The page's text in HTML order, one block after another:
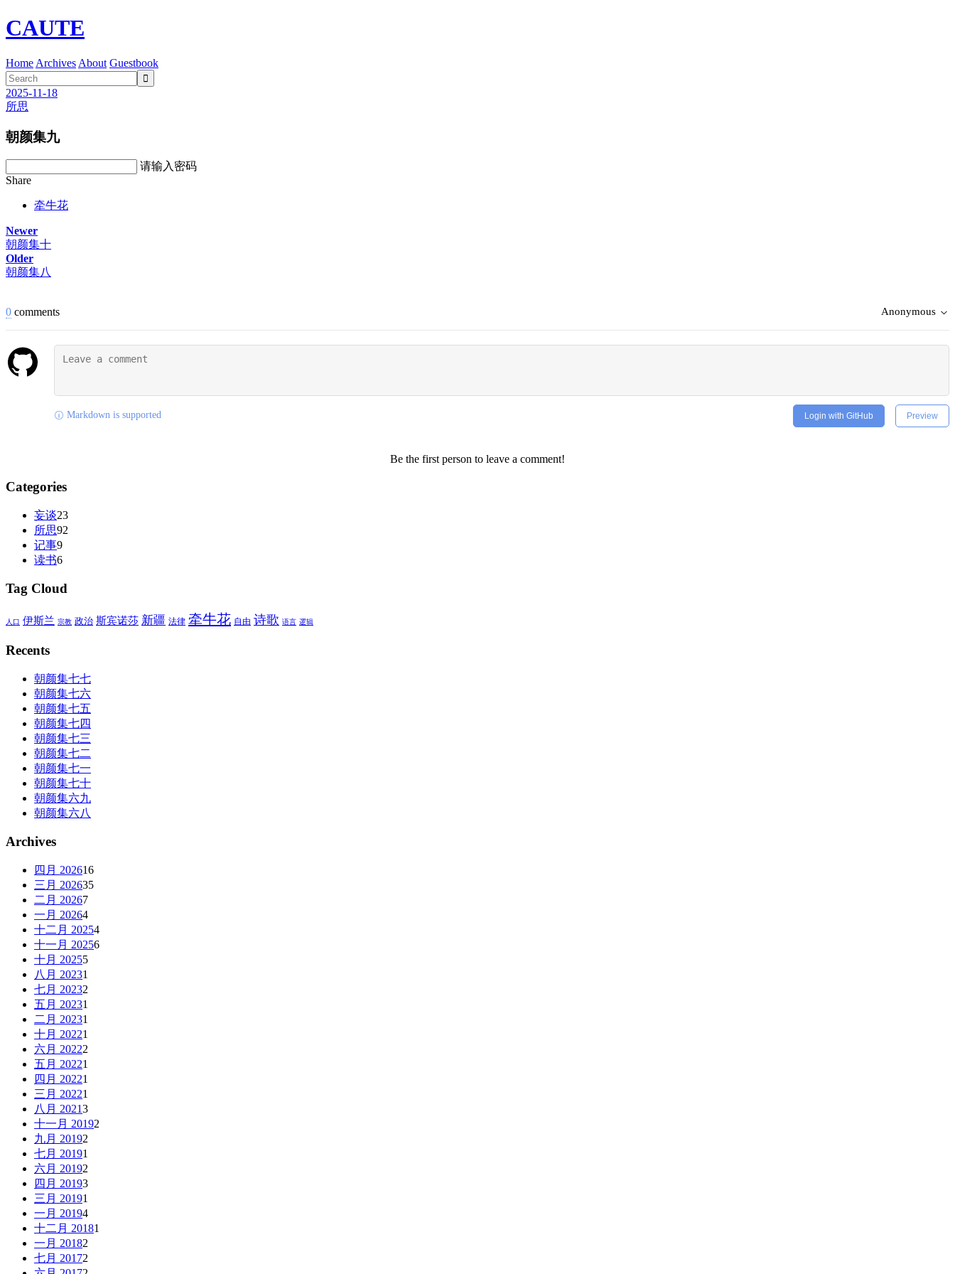
CAUTE
Home Archives About Guestbook

2025-11-18
所思
朝颜集九
请输入密码
Share
牵牛花
Newer
朝颜集十
Older
朝颜集八
0 comments Anonymous
Markdown is supported Preview
Login with GitHub
Be the first person to leave a comment!
Categories
妄谈23
所思92
记事9
读书6
Tag Cloud
人口 伊斯兰 宗教 政治 斯宾诺莎 新疆 法律 牵牛花 自由 诗歌 语言 逻辑
Recents
朝颜集七七
朝颜集七六
朝颜集七五
朝颜集七四
朝颜集七三
朝颜集七二
朝颜集七一
朝颜集七十
朝颜集六九
朝颜集六八
Archives
四月 202616
三月 202635
二月 20267
一月 20264
十二月 20254
十一月 20256
十月 20255
八月 20231
七月 20232
五月 20231
二月 20231
十月 20221
六月 20222
五月 20221
四月 20221
三月 20221
八月 20213
十一月 20192
九月 20192
七月 20191
六月 20192
四月 20193
三月 20191
一月 20194
十二月 20181
一月 20182
七月 20172